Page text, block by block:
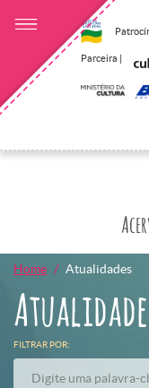
Parceira |
Home Atualidades
FILTRAR POR: